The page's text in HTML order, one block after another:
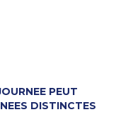
PEUT
DISTINCTES